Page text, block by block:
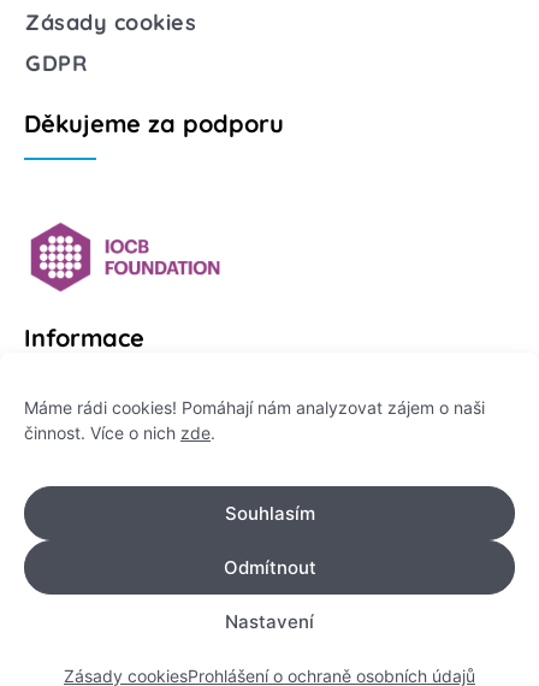
Máme rádi cookies! Pomáhají nám analyzovat zájem o naši
činnost. Více o nich zde.
Souhlasím
Odmítnout
Nastavení
Zásady cookiesProhlášení o ochraně osobních údajů
Zásady cookies
GDPR
Děkujeme za podporu
Informace
Platformu Zeptej se vědce provozuje:
IČO: 178 47 389
Flemingovo náměstí 542/2,
Dejvice, 160 00 Praha 6
info@zeptejsevedce.cz